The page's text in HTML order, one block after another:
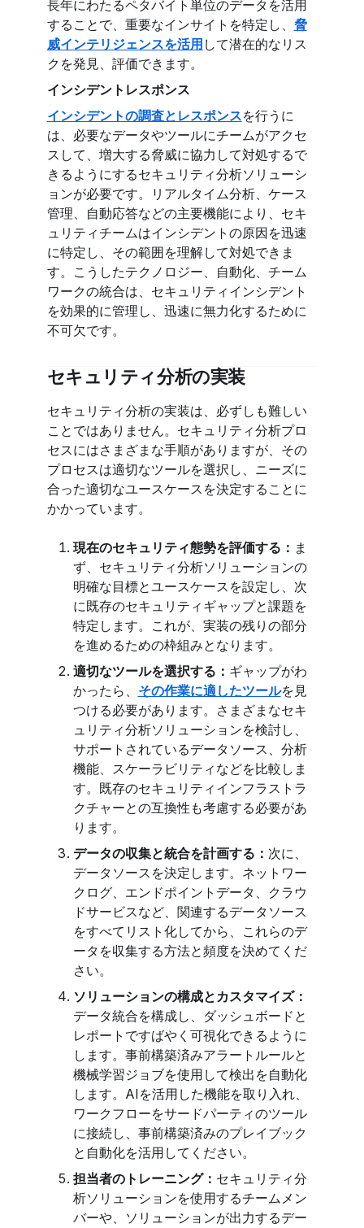
長年にわたるペタバイト単位のデータを活用
することで、重要なインサイトを特定し、 脅
威インテリジェンスを活用 して潜在的なリス
クを発見、評価できます。
インシデントレスポンス
インシデントの調査とレスポンスを行うに
は、必要なデータやツールにチームがアクセ
スして、増大する脅威に協力して対処するで
きるようにするセキュリティ分析ソリューシ
ョンが必要です。リアルタイム分析、ケース
管理、自動応答などの主要機能により、セキ
ュリティチームはインシデントの原因を迅速
に特定し、その範囲を理解して対処できま
す。こうしたテクノロジー、自動化、チーム
ワークの統合は、セキュリティインシデント
を効果的に管理し、迅速に無力化するために
不可欠です。
セキュリティ分析の実装
セキュリティ分析の実装は、必ずしも難しい
ことではありません。セキュリティ分析プロ
セスにはさまざまな手順がありますが、その
プロセスは適切なツールを選択し、ニーズに
合った適切なユースケースを決定することに
かかっています。
現在のセキュリティ態勢を評価する： ま
ず、セキュリティ分析ソリューションの
明確な目標とユースケースを設定し、次
に既存のセキュリティギャップと課題を
特定します。これが、実装の残りの部分
を進めるための枠組みとなります。
適切なツールを選択する： ギャップがわ
かったら、 その作業に適したツールを見
つける必要があります。さまざまなセキ
ュリティ分析ソリューションを検討し、
サポートされているデータソース、分析
機能、スケーラビリティなどを比較しま
す。既存のセキュリティインフラストラ
クチャーとの互換性も考慮する必要があ
ります。
データの収集と統合を計画する： 次に、
データソースを決定します。ネットワー
クログ、エンドポイントデータ、クラウ
ドサービスなど、関連するデータソース
をすべてリスト化してから、これらのデ
ータを収集する方法と頻度を決めてくだ
さい。
ソリューションの構成とカスタマイズ：
データ統合を構成し、ダッシュボードと
レポートですばやく可視化できるように
します。事前構築済みアラートルールと
機械学習ジョブを使用して検出を自動化
します。AIを活用した機能を取り入れ、
ワークフローをサードパーティのツール
に接続し、事前構築済みのプレイブック
と自動化を活用してください。
担当者のトレーニング： セキュリティ分
析ソリューションを使用するチームメン
バーや、ソリューションが出力するデー